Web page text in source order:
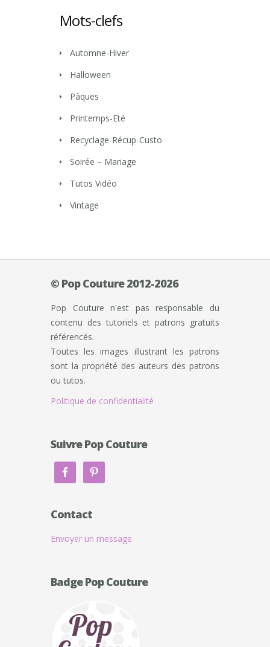
Mots-clefs
Automne-Hiver
Halloween
Pâques
Printemps-Eté
Recyclage-Récup-Custo
Soirée – Mariage
Tutos Vidéo
Vintage
© Pop Couture 2012-2026
Pop Couture n'est pas responsable du
contenu des tutoriels et patrons gratuits
référencés.
Toutes les images illustrant les patrons
sont la propriété des auteurs des patrons
ou tutos.
Politique de confidentialité
Suivre Pop Couture
Contact
Envoyer un message.
Badge Pop Couture